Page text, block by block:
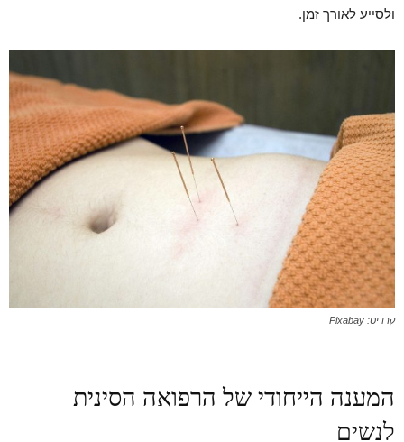
ולסייע לאורך זמן.
קרדיט: Pixabay
המענה הייחודי של הרפואה הסינית
לנשים